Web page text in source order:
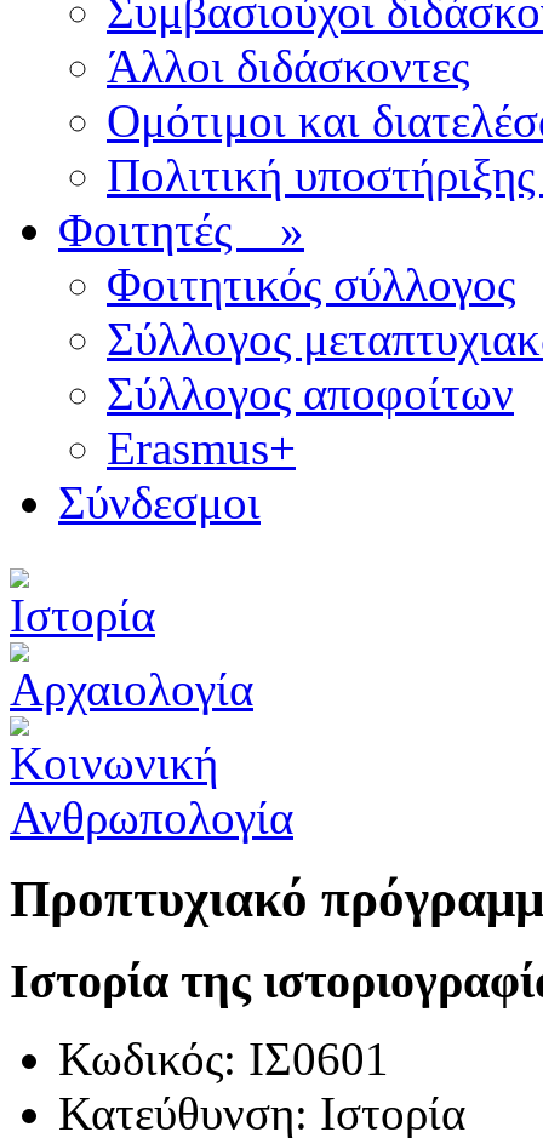
Συμβασιούχοι
Άλλοι διδάσκοντες
Ομότιμοι και
Πολιτική
Φοιτητές »
Φοιτητικός σύλλογος
Σύλλογος
Σύλλογος αποφοίτων
Erasmus+
Σύνδεσμοι
Προπτυχιακό
Ιστορία της
Κωδικός: ΙΣ0601
Κατεύθυνση: Ιστορία